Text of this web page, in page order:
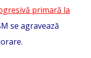
primară la
se agravează